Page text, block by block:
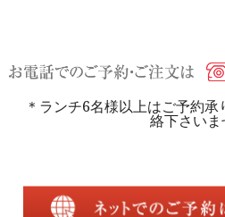
＊ランチ6名様以上はご予約
絡下さいま